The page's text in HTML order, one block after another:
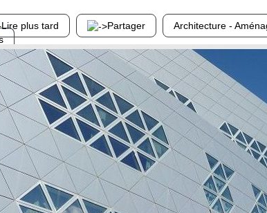
Lire plus tard Partager Architecture -